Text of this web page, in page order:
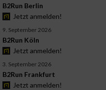
B2Run Berlin
Jetzt anmelden!
9. September 2026
B2Run Köln
Jetzt anmelden!
3. September 2026
B2Run Frankfurt
Jetzt anmelden!